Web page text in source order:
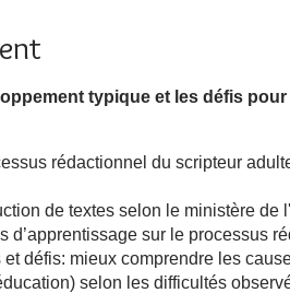
typique et les défis
rédactionnel du scripteur
de textes selon le ministère de
d’apprentissage sur le processus
défis: mieux comprendre les
selon les difficultés